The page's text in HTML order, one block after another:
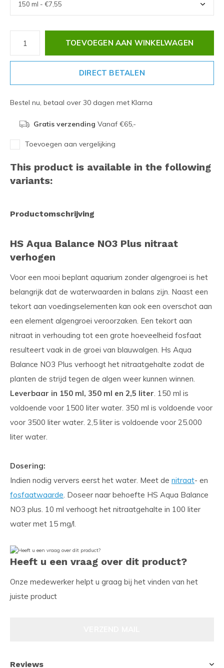
TOEVOEGEN AAN WINKELWAGEN
DIRECT BETALEN
Bestel nu, betaal over 30 dagen met Klarna
Gratis verzending Vanaf €65,-
Toevoegen aan vergelijking
This product is available in the following
variants:
Productomschrijving
HS Aqua Balance NO3 Plus nitraat
verhogen
Voor een mooi beplant aquarium zonder algengroei is het
belangrijk dat de waterwaarden in balans zijn. Naast een
tekort aan voedingselementen kan ook een overschot aan
een element algengroei veroorzaken. Een tekort aan
nitraat in verhouding tot een grote hoeveelheid fosfaat
resulteert vaak in de groei van blauwalgen. Hs Aqua
Balance NO3 Plus verhoogt het nitraatgehalte zodat de
planten de strijd tegen de algen weer kunnen winnen.
Leverbaar in 150 ml, 350 ml en 2,5 liter. 150 ml is
voldoende voor 1500 liter water. 350 ml is voldoende voor
voor 3500 liter water. 2,5 liter is voldoende voor 25.000
liter water.
Dosering:
Indien nodig ververs eerst het water. Meet de nitraat- en
fosfaatwaarde. Doseer naar behoefte HS Aqua Balance
NO3 plus. 10 ml verhoogt het nitraatgehalte in 100 liter
water met 15 mg/l.
Heeft u een vraag over dit product?
Onze medewerker helpt u graag bij het vinden van het
juiste product
Reviews